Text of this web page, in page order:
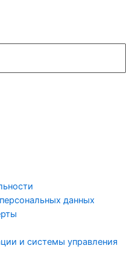
данных
и системы управления